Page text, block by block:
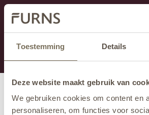
Toestemming Details
Deze website maakt gebruik van
We gebruiken cookies om content en
personaliseren, om functies voor
Cette section est actuellement en
Si vous manquez des informations,
appeler au +31 413 395 295 ou